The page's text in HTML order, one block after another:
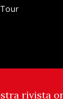
rivista